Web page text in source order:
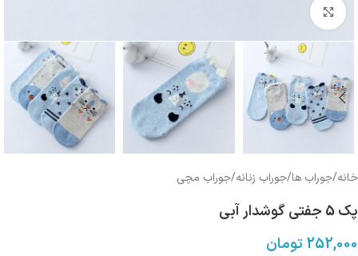
بزرگنمایی تصویر
خانه/جوراب ها/جوراب زنانه/جوراب مچی
پک 5 جفتی گوشدار آبی
252,000 تومان